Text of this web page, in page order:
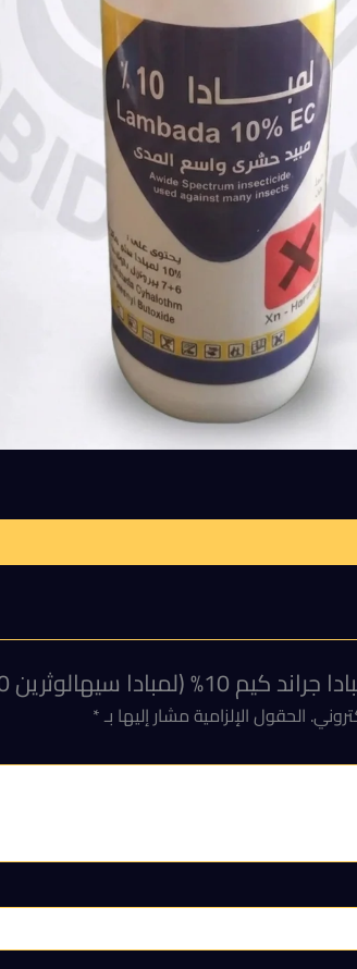
الناموس، الحشرات المنزلية عبوة 500 ملل”
الحقول الإلزامية مشار إليها بـ*